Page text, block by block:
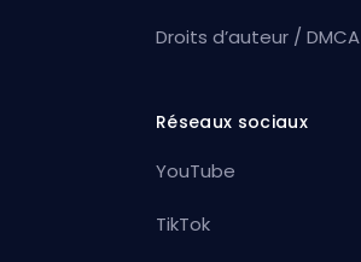
Droits d’auteur / DMCA
Réseaux sociaux
YouTube
TikTok